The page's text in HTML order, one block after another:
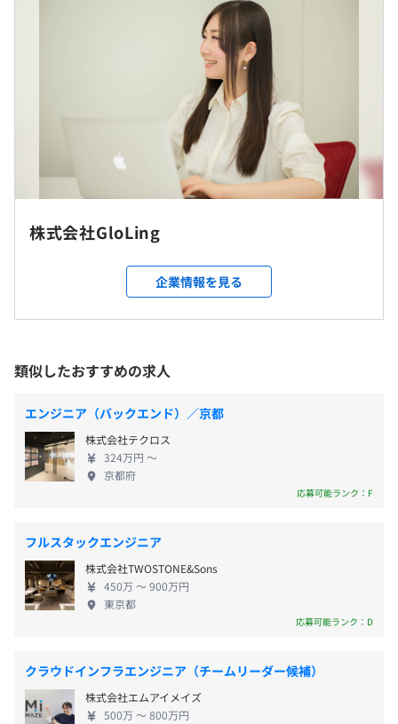
相談の上、ご希望のマシンを支給いたします。
プロジェクトごとに選択、アジャイル、スクラム、ドメイ
【案件例】
・サーバ：AWSのEC2、S3 azure
・OS：Linux
・Web Server：Unicorn,Nginx
・DB：MariaDB,MySQL postgreSQL
・バージョン管理：JIRA,GitHub
評価は4、5、6月でおこない、昇給・賞与に反映していま
す。
◎リモート勤務OK（状況により出社いただく可能性がご
＜雇入時＞
＜変更範囲＞
会社の定める場所（テレワークをおこなう場所を含む）
受動喫煙防止措置に関する事項
〈東京本社〉
東急目黒線「不動前駅」徒歩4分
JR山手線・都営浅草線「五反田駅」徒歩13分
《年収400万～500万の事例の場合》
■賃金の決定方法：当社規定により決定
■基本給：約22万～28万円
■別途：残業代、交通費、業務に関わる経費
※固定残業代制ではありません。残業代は別途全額支給し
ます
休憩時間：60分 ※昼食時間は業務の都合により各々の自
主性に任せています
平均残業時間：平均10〜20時間／月
《年間休日122日》
・完全週休2日制（土・日）
・祝日
・GW休暇
・有給休暇（高い消化率を実現しています！）
・慶弔休暇
・産育休制度
株式会社GloLing
企業情報を見る
類似したおすすめの求人
エンジニア（バックエンド）／京都
株式会社テクロス
324万円 〜
京都府
応募可能ランク：F
フルスタックエンジニア
株式会社TWOSTONE&Sons
450万 〜 900万円
東京都
応募可能ランク：D
クラウドインフラエンジニア（チームリーダー候補）
株式会社エムアイメイズ
500万 〜 800万円